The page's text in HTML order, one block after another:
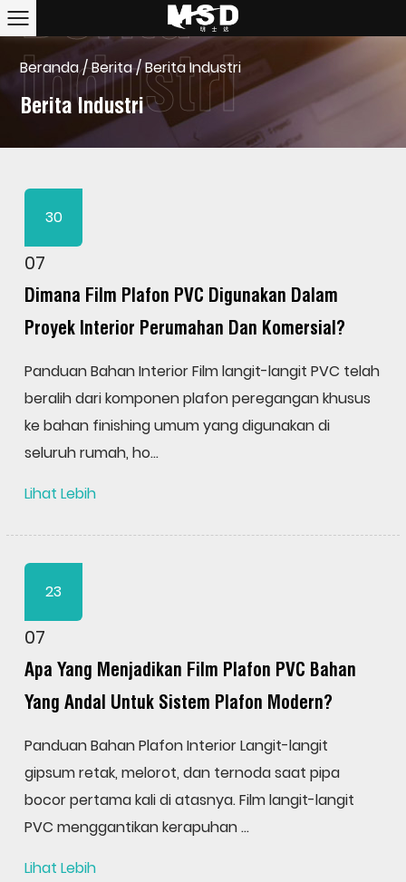
Beranda/Berita/Berita Industri
Berita Industri
30
07
Dimana Film Plafon PVC Digunakan Dalam
Proyek Interior Perumahan Dan Komersial?
Panduan Bahan Interior Film langit-langit PVC telah
beralih dari komponen plafon peregangan khusus
ke bahan finishing umum yang digunakan di
seluruh rumah, ho...
Lihat Lebih
23
07
Apa Yang Menjadikan Film Plafon PVC Bahan
Yang Andal Untuk Sistem Plafon Modern?
Panduan Bahan Plafon Interior Langit-langit
gipsum retak, melorot, dan ternoda saat pipa
bocor pertama kali di atasnya. Film langit-langit
PVC menggantikan kerapuhan ...
Lihat Lebih